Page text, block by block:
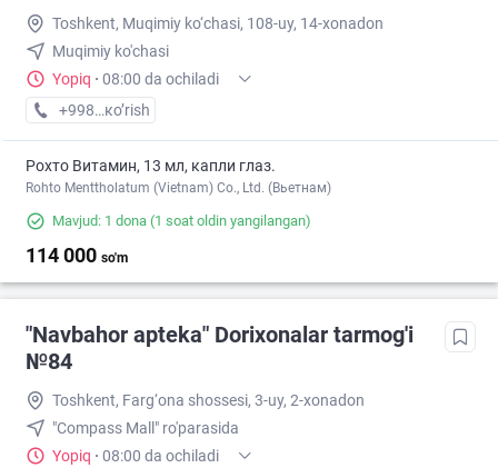
Toshkent, Muqimiy ko‘chasi, 108-uy, 14-xonadon
Muqimiy ko'chasi
Yopiq · 08:00 da ochiladi
+998 (94) XXX-XX-XX
кo’rish
Рохто Витамин, 13 мл, капли глаз.
Rohto Menttholatum (Vietnam) Co., Ltd. (Вьетнам)
Mavjud: 1 dona (1 soat oldin yangilangan)
114 000 so'm
"Navbahor apteka" Dorixonalar tarmog'i
№84
Toshkent, Farg‘ona shossesi, 3-uy, 2-xonadon
"Compass Mall" ro'parasida
Yopiq · 08:00 da ochiladi